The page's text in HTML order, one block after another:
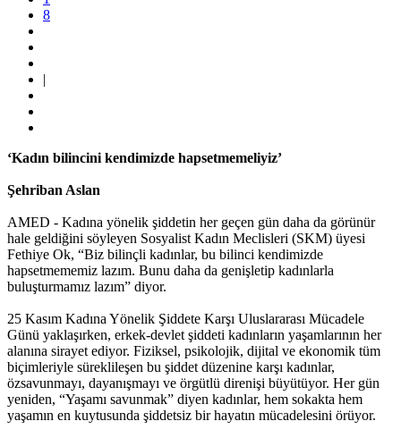
8
|
‘Kadın bilincini kendimizde hapsetmemeliyiz’
Şehriban Aslan
AMED - Kadına yönelik şiddetin her geçen gün daha da görünür
hale geldiğini söyleyen Sosyalist Kadın Meclisleri (SKM) üyesi
Fethiye Ok, “Biz bilinçli kadınlar, bu bilinci kendimizde
hapsetmememiz lazım. Bunu daha da genişletip kadınlarla
buluşturmamız lazım” diyor.
25 Kasım Kadına Yönelik Şiddete Karşı Uluslararası Mücadele
Günü yaklaşırken, erkek-devlet şiddeti kadınların yaşamlarının her
alanına sirayet ediyor. Fiziksel, psikolojik, dijital ve ekonomik tüm
biçimleriyle süreklileşen bu şiddet düzenine karşı kadınlar,
özsavunmayı, dayanışmayı ve örgütlü direnişi büyütüyor. Her gün
yeniden, “Yaşamı savunmak” diyen kadınlar, hem sokakta hem
yaşamın en kuytusunda şiddetsiz bir hayatın mücadelesini örüyor.